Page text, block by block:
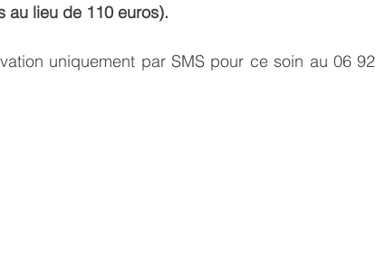
au lieu de 110 euros).
uniquement par SMS pour ce soin au 06 92